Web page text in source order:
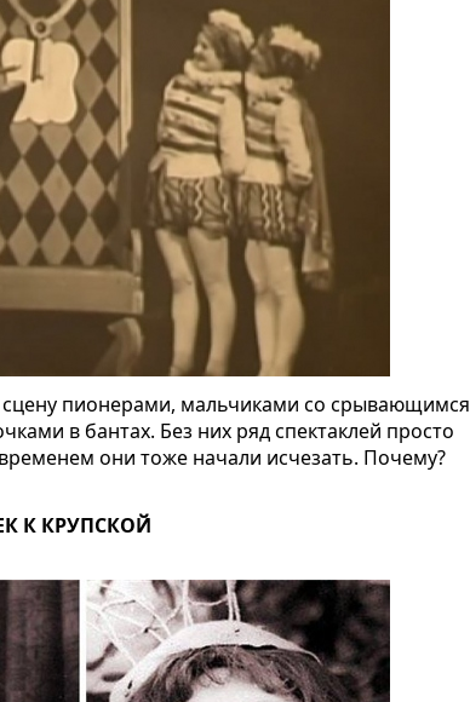
пионерами, мальчиками со срывающимся
в бантах. Без них ряд спектаклей просто
они тоже начали исчезать. Почему?
К КРУПСКОЙ